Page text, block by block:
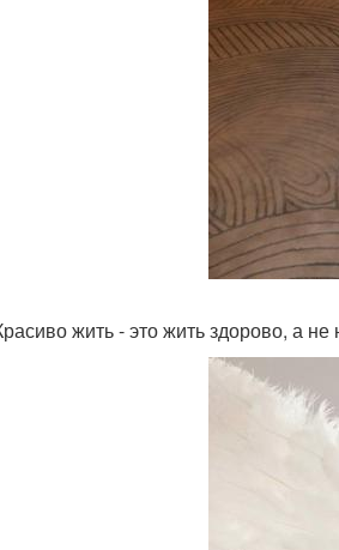
жить - это жить здорово, а